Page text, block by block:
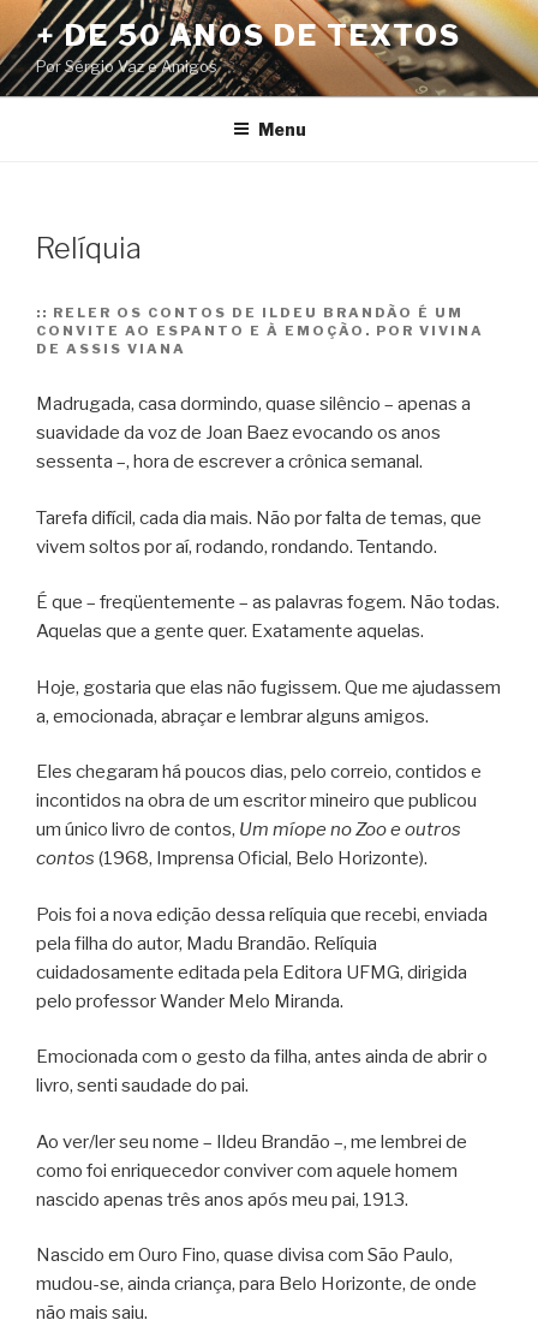
Pular
para
o
conteúdo
+ DE 50 ANOS DE TEXTOS
Por Sérgio Vaz e Amigos
Menu
Relíquia
:: RELER OS CONTOS DE ILDEU BRANDÃO É UM
CONVITE AO ESPANTO E À EMOÇÃO. POR VIVINA
DE ASSIS VIANA
Madrugada, casa dormindo, quase silêncio – apenas a
suavidade da voz de Joan Baez evocando os anos
sessenta –, hora de escrever a crônica semanal.
Tarefa difícil, cada dia mais. Não por falta de temas, que
vivem soltos por aí, rodando, rondando. Tentando.
É que – freqüentemente – as palavras fogem. Não todas.
Aquelas que a gente quer. Exatamente aquelas.
Hoje, gostaria que elas não fugissem. Que me ajudassem
a, emocionada, abraçar e lembrar alguns amigos.
Eles chegaram há poucos dias, pelo correio, contidos e
incontidos na obra de um escritor mineiro que publicou
um único livro de contos, Um míope no Zoo e outros
contos (1968, Imprensa Oficial, Belo Horizonte).
Pois foi a nova edição dessa relíquia que recebi, enviada
pela filha do autor, Madu Brandão. Relíquia
cuidadosamente editada pela Editora UFMG, dirigida
pelo professor Wander Melo Miranda.
Emocionada com o gesto da filha, antes ainda de abrir o
livro, senti saudade do pai.
Ao ver/ler seu nome – Ildeu Brandão –, me lembrei de
como foi enriquecedor conviver com aquele homem
nascido apenas três anos após meu pai, 1913.
Nascido em Ouro Fino, quase divisa com São Paulo,
mudou-se, ainda criança, para Belo Horizonte, de onde
não mais saiu.